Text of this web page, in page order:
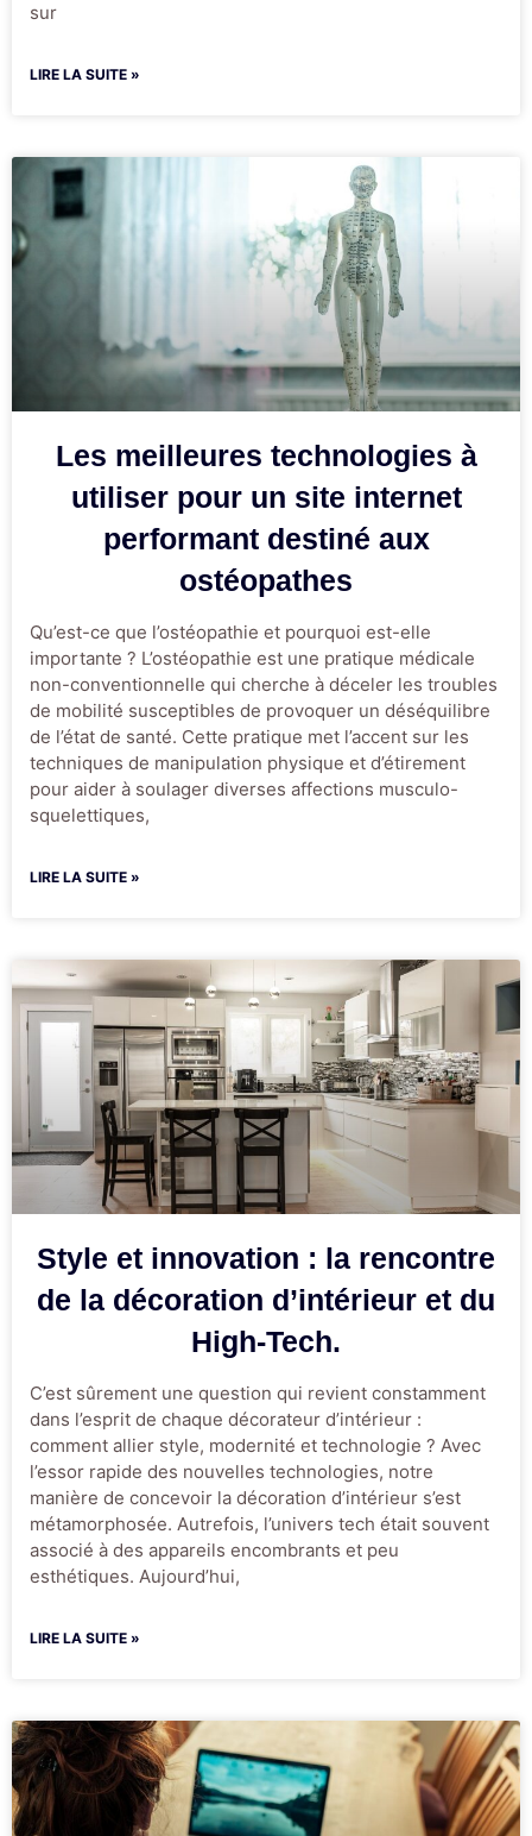
sur
LIRE LA SUITE »
Les meilleures technologies à
utiliser pour un site internet
performant destiné aux
ostéopathes
Qu’est-ce que l’ostéopathie et pourquoi est-elle
importante ? L’ostéopathie est une pratique médicale
non-conventionnelle qui cherche à déceler les troubles
de mobilité susceptibles de provoquer un déséquilibre
de l’état de santé. Cette pratique met l’accent sur les
techniques de manipulation physique et d’étirement
pour aider à soulager diverses affections musculo-
squelettiques,
LIRE LA SUITE »
Style et innovation : la rencontre
de la décoration d’intérieur et du
High-Tech.
C’est sûrement une question qui revient constamment
dans l’esprit de chaque décorateur d’intérieur :
comment allier style, modernité et technologie ? Avec
l’essor rapide des nouvelles technologies, notre
manière de concevoir la décoration d’intérieur s’est
métamorphosée. Autrefois, l’univers tech était souvent
associé à des appareils encombrants et peu
esthétiques. Aujourd’hui,
LIRE LA SUITE »